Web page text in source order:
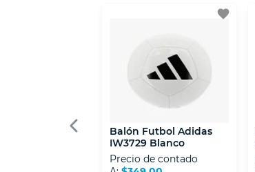
favorite
Balón Futbol Adidas
IW3729 Blanco
Precio de contado